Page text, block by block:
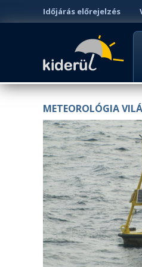
Időjárás előrejelzés
METEOROLÓGIA